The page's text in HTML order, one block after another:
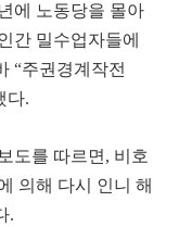
에 노동당을 몰아
간 밀수업자들에
“주권경계작전
다.
도를 따르면, 비호
의해 다시 인니 해
.